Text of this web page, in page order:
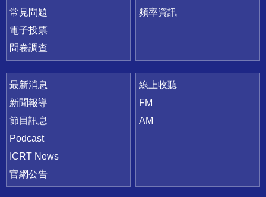
常見問題
電子投票
問卷調查
頻率資訊
最新消息
新聞報導
節目訊息
Podcast
ICRT News
官網公告
線上收聽
FM
AM